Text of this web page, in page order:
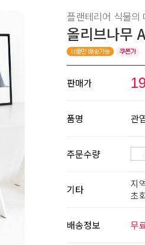
플랜테리어 식물의
올리브나무
판매가
품명 관
주문수량
기타
지
초
배송정보 무